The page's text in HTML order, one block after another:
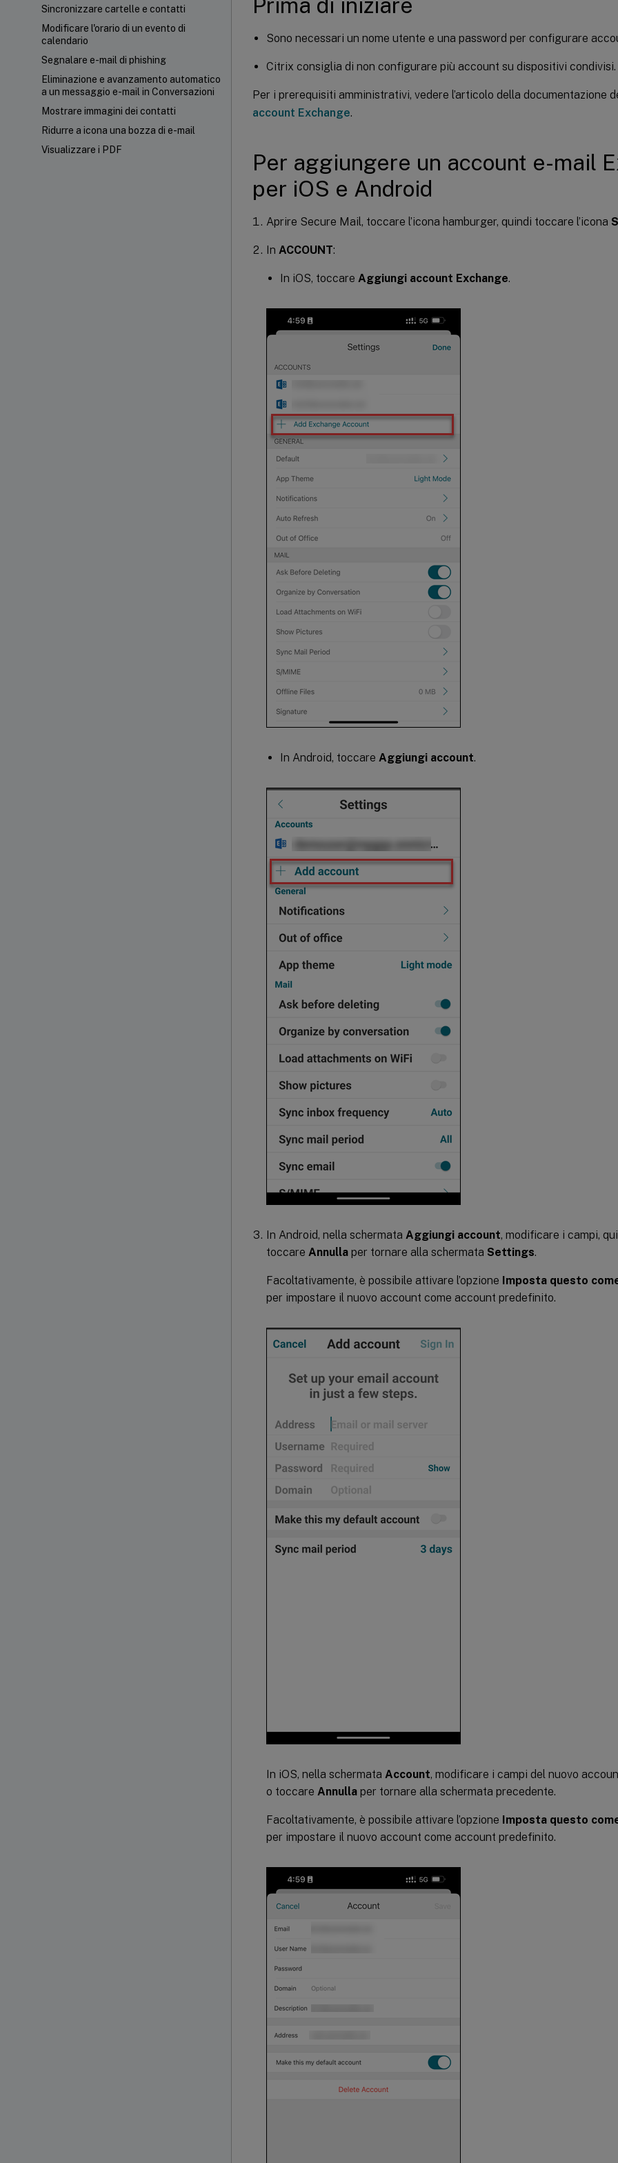
Sincronizzare cartelle e contatti
Modificare l'orario di un evento di
calendario
Segnalare e-mail di phishing
Eliminazione e avanzamento automatico
a un messaggio e-mail in Conversazioni
Mostrare immagini dei contatti
Ridurre a icona una bozza di e-mail
Visualizzare i PDF
Sono necessari un nome utente e una password per configurare
Citrix consiglia di non configurare più account su dispositivi condivisi.
Per i prerequisiti amministrativi, vedere l’articolo della documentazione
account Exchange.
Per aggiungere un account e-mail
per iOS e Android
Aprire Secure Mail, toccare l’icona hamburger, quindi toccare l’icona
In ACCOUNT:
In iOS, toccare Aggiungi account Exchange.
In Android, toccare Aggiungi account.
In Android, nella schermata Aggiungi account, modificare i campi,
toccare Annulla per tornare alla schermata Settings.
Facoltativamente, è possibile attivare l’opzione Imposta questo
per impostare il nuovo account come account predefinito.
In iOS, nella schermata Account, modificare i campi del nuovo
o toccare Annulla per tornare alla schermata precedente.
Facoltativamente, è possibile attivare l’opzione Imposta questo
per impostare il nuovo account come account predefinito.